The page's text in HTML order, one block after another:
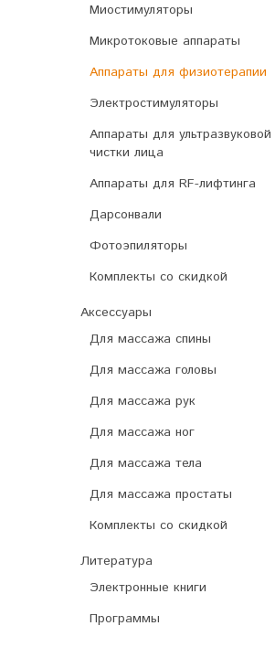
Миостимуляторы
Микротоковые аппараты
Аппараты для физиотерапии
Электростимуляторы
Аппараты для ультразвуковой
чистки лица
Аппараты для RF-лифтинга
Дарсонвали
Фотоэпиляторы
Комплекты со скидкой
Аксессуары
Для массажа спины
Для массажа головы
Для массажа рук
Для массажа ног
Для массажа тела
Для массажа простаты
Комплекты со скидкой
Литература
Электронные книги
Программы